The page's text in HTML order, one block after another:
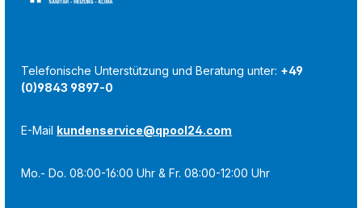
Telefonische Unterstützung und Beratung unter: +49
(0)9843 9897-0
E-Mail kundenservice@qpool24.com
Mo.- Do. 08:00-16:00 Uhr & Fr. 08:00-12:00 Uhr